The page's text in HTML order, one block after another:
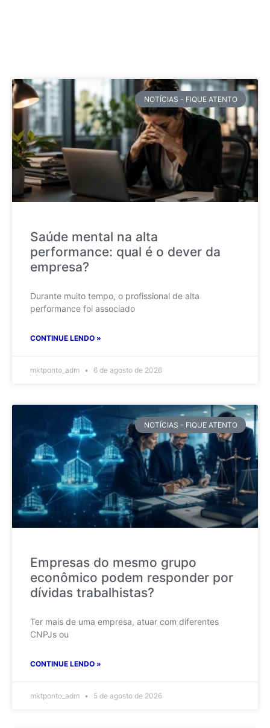
NOTÍCIAS - FIQUE ATENTO
Saúde mental na alta
performance: qual é o dever da
empresa?
Durante muito tempo, o profissional de alta
performance foi associado
CONTINUE LENDO »
mktponto_adm 6 de agosto de 2026
NOTÍCIAS - FIQUE ATENTO
Empresas do mesmo grupo
econômico podem responder por
dívidas trabalhistas?
Ter mais de uma empresa, atuar com diferentes
CNPJs ou
CONTINUE LENDO »
mktponto_adm 5 de agosto de 2026